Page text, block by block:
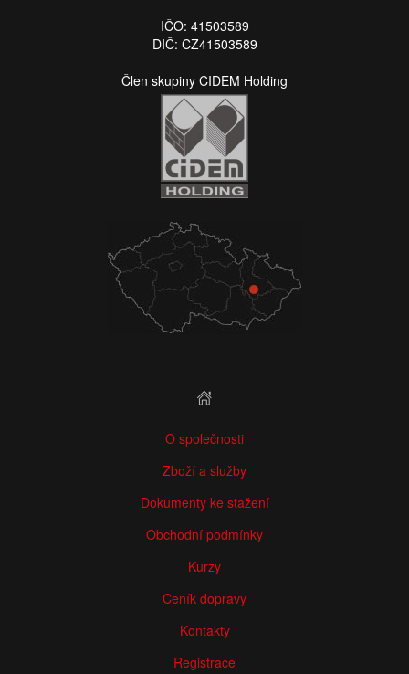
IČO: 41503589
DIČ: CZ41503589
Člen skupiny CIDEM Holding
O společnosti
Zboží a služby
Dokumenty ke stažení
Obchodní podmínky
Kurzy
Ceník dopravy
Kontakty
Registrace